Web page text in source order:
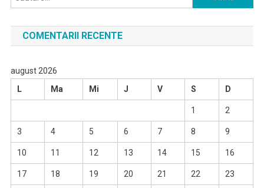
după:
COMENTARII RECENTE
august 2026
L
Ma Mi J V S D
1 2
3 4 5 6 7 8 9
10 11 12 13 14 15 16
17 18 19 20 21 22 23